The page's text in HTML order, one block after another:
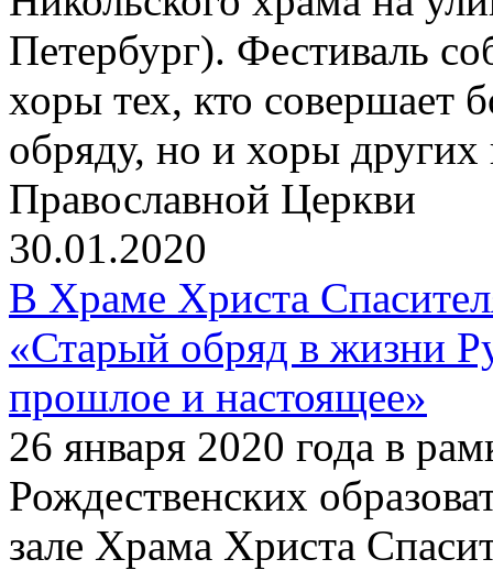
Петербург). Фестиваль
хоры тех, кто совершает
обряду, но и хоры других
Православной Церкви
30.01.2020
В Храме Христа
«Старый обряд в жизни
прошлое и настоящее»
26 января 2020 года в
Рождественских
зале Храма Христа